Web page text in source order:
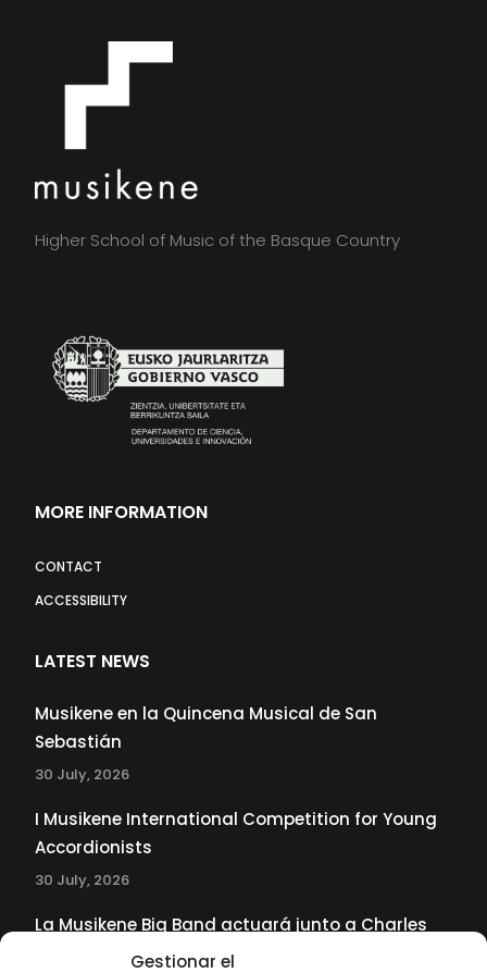
Gestionar el
Higher School of Music of the Basque Country
MORE INFORMATION
CONTACT
ACCESSIBILITY
LATEST NEWS
Musikene en la Quincena Musical de San
Sebastián
30 July, 2026
I Musikene International Competition for Young
Accordionists
30 July, 2026
La Musikene Big Band actuará junto a Charles
Tolliver en el 61 Jazzaldia